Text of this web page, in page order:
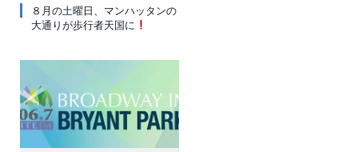
８月の土曜日、マンハッタンの
大通りが歩行者天国に